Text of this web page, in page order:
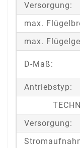
Versorgung:
max.
max.
D-Maß:
Antriebstyp:
Versorgung: